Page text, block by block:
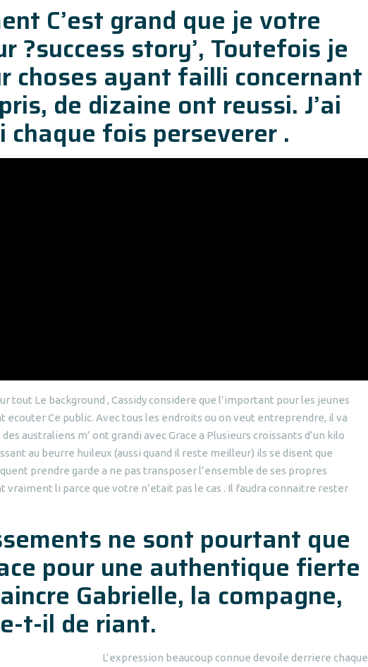
C’est grand que je votre
?success story’, Toutefois je
choses ayant failli concernant
de dizaine ont reussi. J’ai
fois perseverer .
tout Le background , Cassidy considere que l’important pour les jeunes
Ce public. Avec tous les endroits ou on veut entreprendre, il va
australiens m’ ont grandi avec Grace a Plusieurs croissants d’un kilo
au beurre huileux (aussi quand il reste meilleur) ils se disent que
prendre garde a ne pas transposer l’ensemble de ses propres
li parce que votre n’etait pas le cas . Il faudra connaitre rester
ne sont pourtant que
pour une authentique fierte
Gabrielle, la compagne,
t-il de riant.
L’expression beaucoup connue devoile derriere chaque